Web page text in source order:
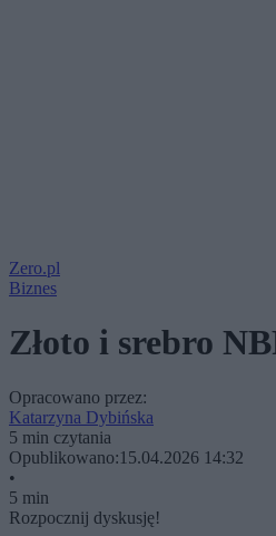
Zero.pl
Biznes
Złoto i srebro
Opracowano przez:
Katarzyna Dybińska
5 min czytania
Opublikowano:15.04.2026 14:32
•
5 min
Rozpocznij dyskusję!